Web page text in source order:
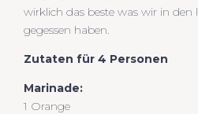
wirklich das beste was wir in den
gegessen haben.
Zutaten für 4 Personen
Marinade:
1 Orange